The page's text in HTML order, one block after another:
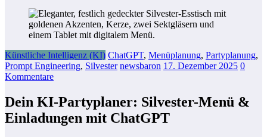
Künstliche Intelligenz (KI) ChatGPT, Menüplanung, Partyplanung,
Prompt Engineering, Silvester newsbaron 17. Dezember 2025 0
Kommentare
Dein KI-Partyplaner: Silvester-Menü &
Einladungen mit ChatGPT